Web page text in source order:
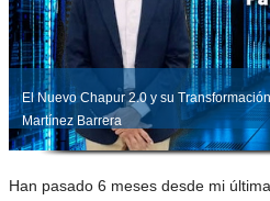
El Nuevo Chapur 2.0 y su
Martínez Barrera
Han pasado 6 meses desde mi